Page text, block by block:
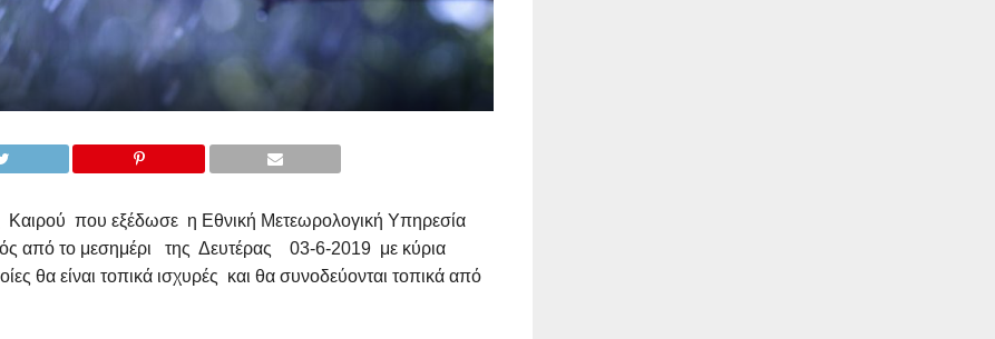
Καιρού που εξέδωσε η Εθνική Μετεωρολογική Υπηρεσία
από το μεσημέρι της Δευτέρας 03-6-2019 με κύρια
θα είναι τοπικά ισχυρές και θα συνοδεύονται τοπικά από